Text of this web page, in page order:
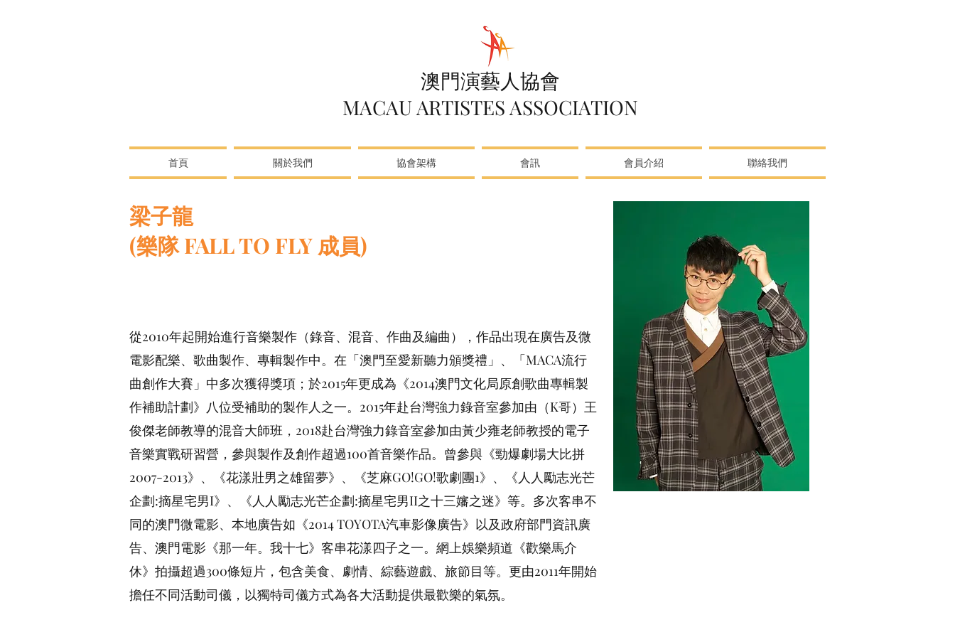
澳門演藝人協會
MACAU ARTISTES ASSOCIATION
首頁 關於我們 協會架構 會訊 會員介紹 聯絡我們
梁子龍
賽」中多次獲得獎項；於2015年更成為《2014澳門文化局原創歌曲專輯製作補助計劃》
八位受補助的製作人之一。2015年赴台灣強力錄音室參加由（K哥）王俊傑老師教導的
混音大師班，2018赴台灣強力錄音室參加由黃少雍老師教授的電子音樂實戰研習營，參
與製作及創作超過100首音樂作品。曾參與《勁爆劇場大比拼2007-2013》、《花漾壯男
之雄留夢》、《芝麻GO!GO!歌劇團1》、《人人勵志光芒企劃:摘星宅男I》、《人人勵
志光芒企劃:摘星宅男II之十三嬸之迷》等。多次客串不同的澳門微電影、本地廣告如
《2014 TOYOTA汽車影像廣告》以及政府部門資訊廣告、澳門電影《那一年。我十七》
客串花漾四子之一。網上娛樂頻道《歡樂馬介休》拍攝超過300條短片，包含美食、劇
情、綜藝遊戲、旅節目等。更由2011年開始擔任不同活動司儀，以獨特司儀方式為各大
活動提供最歡樂的氣氛。
梁子龍
(樂隊 FALL TO FLY 成員)
從2010年起開始進行音樂製作（錄音、混音、作曲及編曲），作品出現在廣告及微
電影配樂、歌曲製作、專輯製作中。在「澳門至愛新聽力頒獎禮」、「MACA流行
曲創作大賽」中多次獲得獎項；於2015年更成為《2014澳門文化局原創歌曲專輯製
作補助計劃》八位受補助的製作人之一。2015年赴台灣強力錄音室參加由（K哥）王
俊傑老師教導的混音大師班，2018赴台灣強力錄音室參加由黃少雍老師教授的電子
音樂實戰研習營，參與製作及創作超過100首音樂作品。曾參與《勁爆劇場大比拼
2007-2013》、《花漾壯男之雄留夢》、《芝麻GO!GO!歌劇團1》、《人人勵志光芒
企劃:摘星宅男I》、《人人勵志光芒企劃:摘星宅男II之十三嬸之迷》等。多次客串不
同的澳門微電影、本地廣告如《2014 TOYOTA汽車影像廣告》以及政府部門資訊廣
告、澳門電影《那一年。我十七》客串花漾四子之一。網上娛樂頻道《歡樂馬介
休》拍攝超過300條短片，包含美食、劇情、綜藝遊戲、旅節目等。更由2011年開始
擔任不同活動司儀，以獨特司儀方式為各大活動提供最歡樂的氣氛。